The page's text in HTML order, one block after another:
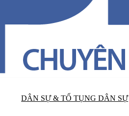
DÂN SỰ & TỐ TỤNG DÂN SỰ